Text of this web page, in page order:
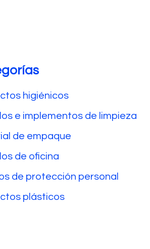
higiénicos
e implementos de limpieza
de empaque
de oficina
de protección personal
plásticos